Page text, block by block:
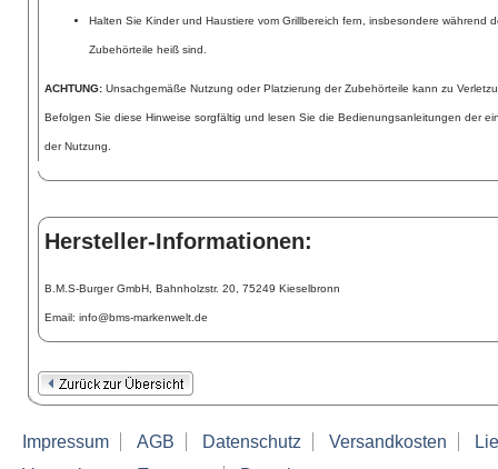
Halten Sie Kinder und Haustiere vom Grillbereich fern, insbesondere während
Zubehörteile heiß sind.
ACHTUNG: Unsachgemäße Nutzung oder Platzierung der Zubehörteile kann zu
Befolgen Sie diese Hinweise sorgfältig und lesen Sie die Bedienungsanleitungen der
der Nutzung.
Hersteller-Informationen:
B.M.S-Burger GmbH, Bahnholzstr. 20, 75249 Kieselbronn
Email: info@bms-markenwelt.de
Impressum AGB Datenschutz Versandkosten